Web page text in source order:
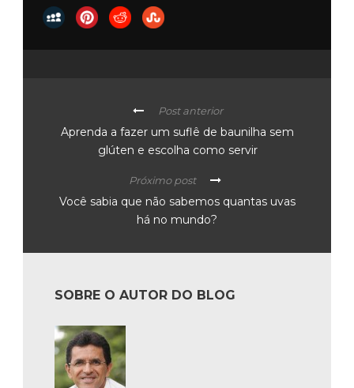
Post anterior
Aprenda a fazer um suflê de baunilha sem
glúten e escolha como servir
Próximo post
Você sabia que não sabemos quantas uvas
há no mundo?
SOBRE O AUTOR DO BLOG